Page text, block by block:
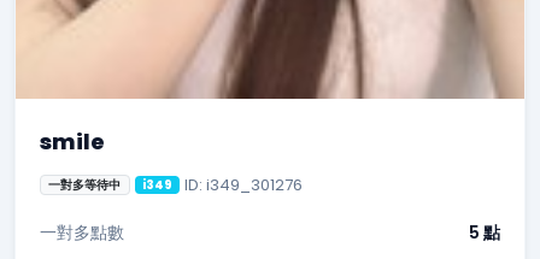
smile
一對多等待中 i349 ID: i349_301276
一對多點數
5 點